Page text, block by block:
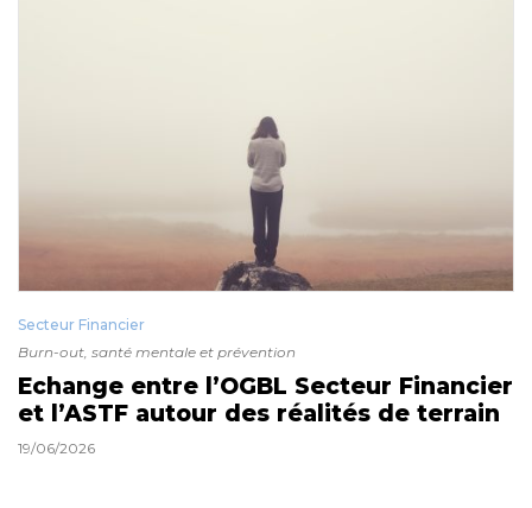
Secteur Financier
Burn-out, santé mentale et prévention
Echange entre l’OGBL Secteur Financier
et l’ASTF autour des réalités de terrain
19/06/2026